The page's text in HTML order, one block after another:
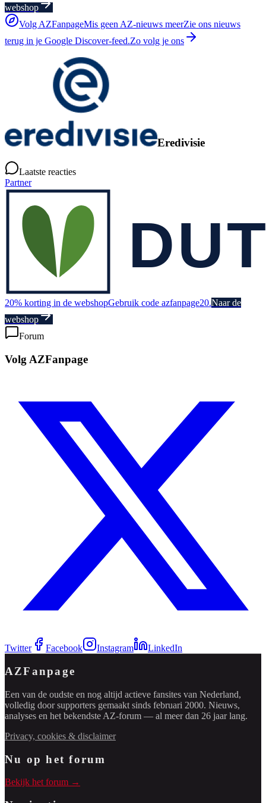
webshop
Volg AZFanpageMis geen AZ-nieuws meerZie ons nieuws
terug in je Google Discover-feed.Zo volg je ons
Eredivisie
Laatste reacties
Partner
20% korting in de webshopGebruik code azfanpage20.Naar de
webshop
Forum
Volg AZFanpage
Twitter Facebook Instagram LinkedIn
AZFanpage
Een van de oudste en nog altijd actieve fansites van Nederland,
volledig door supporters gemaakt sinds februari 2000. Nieuws,
analyses en het bekendste AZ-forum — al meer dan 26 jaar lang.
Privacy, cookies & disclaimer
Nu op het forum
Bekijk het forum →